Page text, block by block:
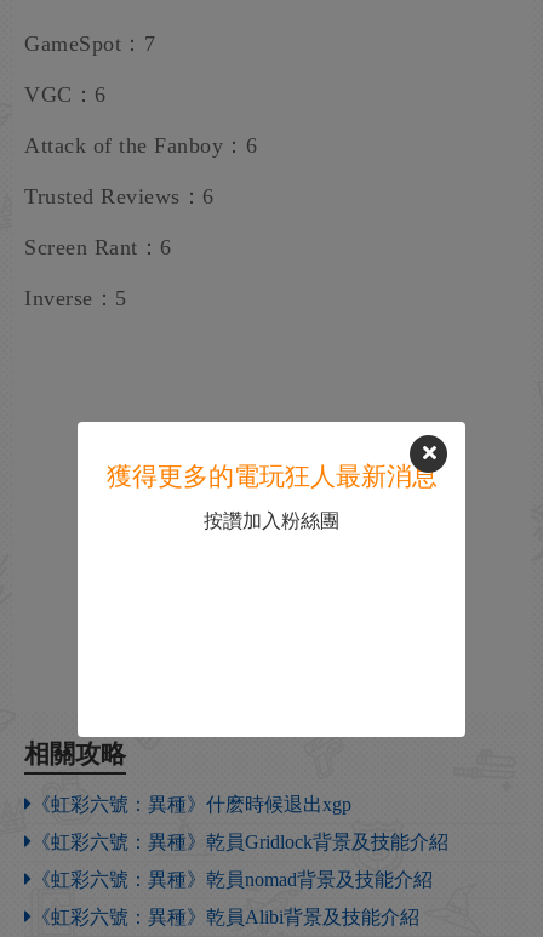
GameSpot：7
VGC：6
Attack of the Fanboy：6
Trusted Reviews：6
Screen Rant：6
Inverse：5
相關攻略
《虹彩六號：異種》什麽時候退出xgp
《虹彩六號：異種》乾員Gridlock背景及技能介紹
《虹彩六號：異種》乾員nomad背景及技能介紹
《虹彩六號：異種》乾員Alibi背景及技能介紹
獲得更多的電玩狂人最新消息
按讚加入粉絲團